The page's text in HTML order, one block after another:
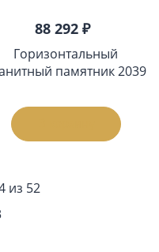
88 292 ₽
Горизонтальный
памятник 2039
из 52